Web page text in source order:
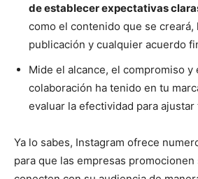
de establecer expectativas
como el contenido que se creará,
publicación y cualquier acuerdo
Mide el alcance, el compromiso y
colaboración ha tenido en tu
evaluar la efectividad para
Ya lo sabes, Instagram ofrece
para que las empresas promocionen